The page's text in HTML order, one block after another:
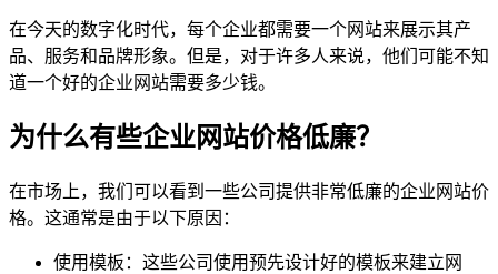
在今天的数字化时代，每个企业都需要一个网站来展示其产
品、服务和品牌形象。但是，对于许多人来说，他们可能不知
道一个好的企业网站需要多少钱。
为什么有些企业网站价格低廉？
在市场上，我们可以看到一些公司提供非常低廉的企业网站价
格。这通常是由于以下原因：
使用模板：这些公司使用预先设计好的模板来建立网